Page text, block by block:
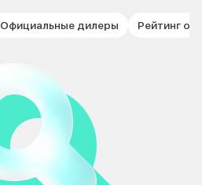
Официальные дилеры Рейтинг